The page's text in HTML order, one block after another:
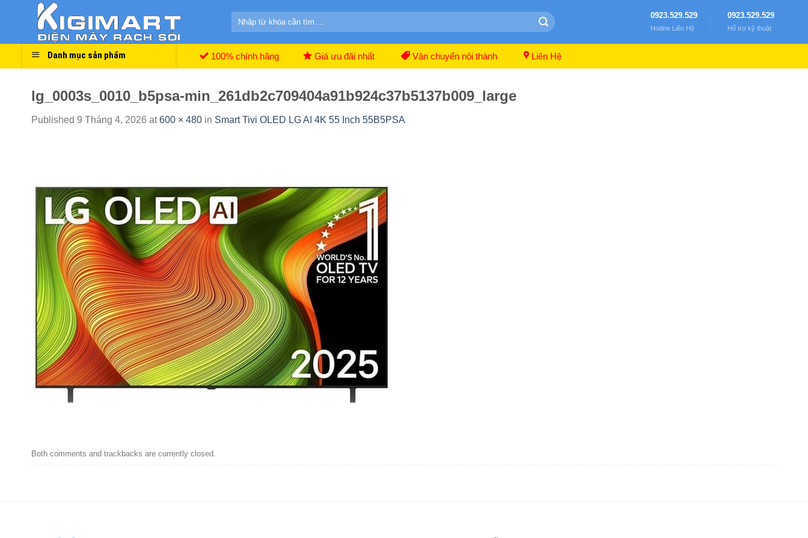
Search
0923.529.529
Hotline Liên Hệ
0923.529.529
Hổ trợ kỹ thuật
Danh mục sản phẩm 100% chính hãng Giá ưu đãi nhất Vận chuyển nội thành Liên Hệ
lg_0003s_0010_b5psa-min_261db2c709404a91b924c37b5137b009_large
Published 9 Tháng 4, 2026 at600 × 480 in Smart Tivi OLED LG AI 4K 55 Inch 55B5PSA
Both comments and trackbacks are currently closed.